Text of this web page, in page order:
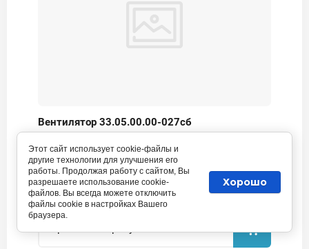
Вентилятор 33.05.00.00-027сб
Этот сайт использует cookie-файлы и
другие технологии для улучшения его
работы. Продолжая работу с сайтом, Вы
разрешаете использование cookie-
файлов. Вы всегда можете отключить
файлы cookie в настройках Вашего
браузера.
Хорошо